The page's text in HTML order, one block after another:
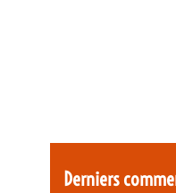
Derniers